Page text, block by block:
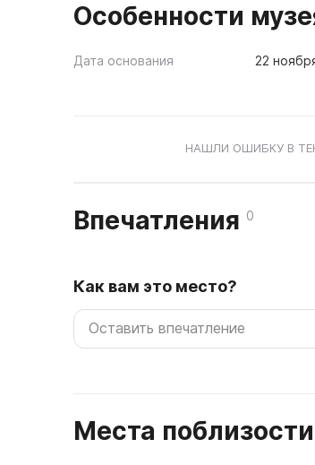
Особенности
Дата основания 22
НАШЛИ ОШИБКУ В
Впечатления 0
Как вам это место?
Места поблизости